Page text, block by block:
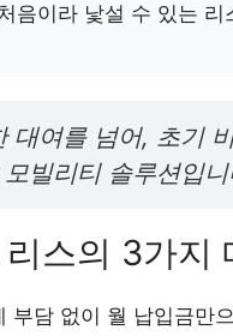
음이라 낯설 수 있는
대여를 넘어, 초기
빌리티 솔루션입니
스의 3가지
부담 없이 월 납입금만